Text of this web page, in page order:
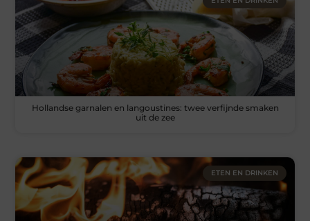
Hollandse garnalen en langoustines: twee verfijnde smaken
uit de zee
ETEN EN DRINKEN